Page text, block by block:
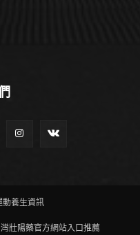
養生資訊
壯陽藥官方網站入口推薦